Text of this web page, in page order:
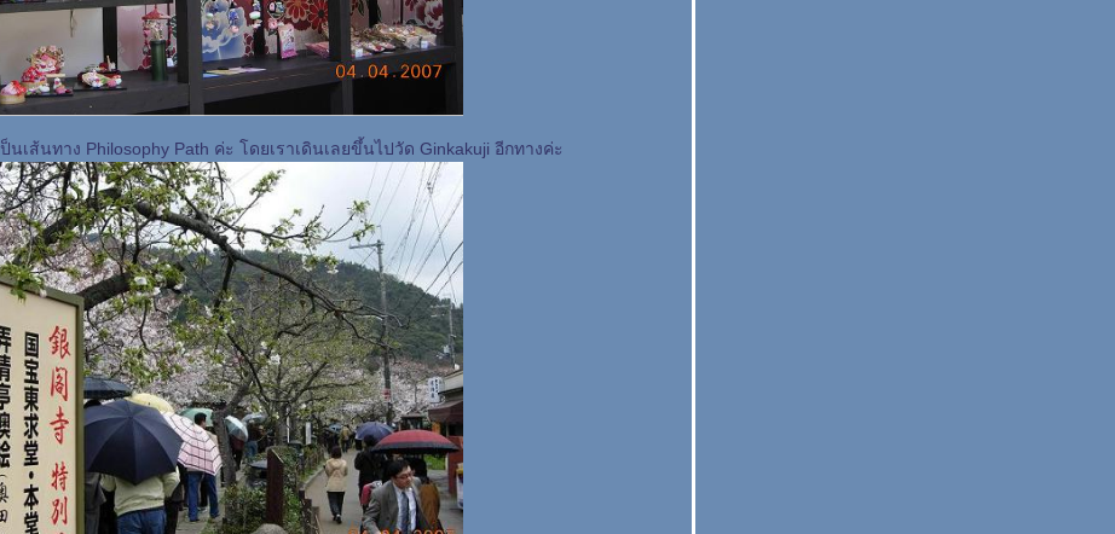
นเส้นทาง Philosophy Path ค่ะ โดยเราเดินเลยขึ้นไปวัด Ginkakuji อีกทางค่ะ